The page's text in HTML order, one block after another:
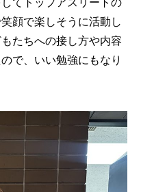
てトップアスリートの
顔で楽しそうに活動し
たちへの接し方や内容
で、いい勉強にもなり